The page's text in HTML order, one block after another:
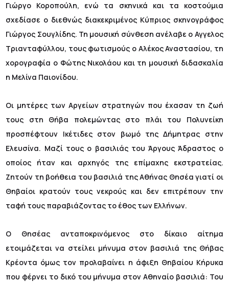
Γιώργο Κοροπούλη, ενώ τα σκηνικά και τα κοστούμια
σχεδίασε ο διεθνώς διακεκριμένος Κύπριος σκηνογράφος
Γιώργος Σουγλίδης. Τη μουσική σύνθεση ανέλαβε ο Αγγελος
Τριανταφύλλου, τους φωτισμούς ο Αλέκος Αναστασίου, τη
χορογραφία ο Φώτης Νικολάου και τη μουσική διδασκαλία
η Μελίνα Παιονίδου.
Οι μητέρες των Αργείων στρατηγών που έχασαν τη ζωή
τους στη Θήβα πολεμώντας στο πλάι του Πολυνείκη
προσπέφτουν Ικέτιδες στον βωμό της Δήμητρας στην
Ελευσίνα. Μαζί τους ο βασιλιάς του Άργους Άδραστος ο
οποίος ήταν και αρχηγός της επίμαχης εκστρατείας.
Ζητούν τη βοήθεια του βασιλιά της Αθήνας Θησέα γιατί οι
Θηβαίοι κρατούν τους νεκρούς και δεν επιτρέπουν την
ταφή τους παραβιάζοντας το έθος των Ελλήνων.
Ο Θησέας ανταποκρινόμενος στο δίκαιο αίτημα
ετοιμάζεται να στείλει μήνυμα στον βασιλιά της Θήβας
Κρέοντα όμως τον προλαβαίνει η άφιξη Θηβαίου Κήρυκα
που φέρνει το δικό του μήνυμα στον Αθηναίο βασιλιά: Του